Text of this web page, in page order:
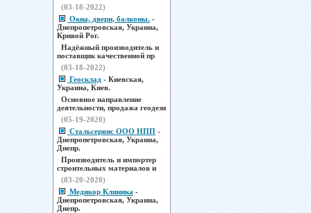
(03-18-2022)
Окна, двери, балконы. -
Днепропетровская, Украина,
Кривой Рог.
Надёжный производитель и
поставщик качественной пр
(03-18-2022)
Геосклад - Киевская,
Украина, Киев.
Основное направление
деятельности, продажа геодези
(05-19-2020)
Стальсервис ООО НПП -
Днепропетровская, Украина,
Днепр.
Производитель и импортер
строительных материалов и
(03-20-2020)
Медикор Клиника -
Днепропетровская, Украина,
Днепр.